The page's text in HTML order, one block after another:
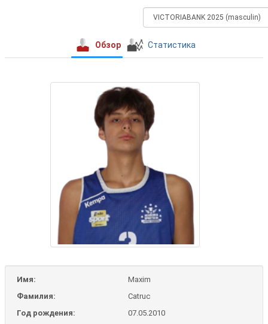
Обзор Статистика
Имя:
Maxim
Фамилия:
Catruc
Год рождения:
07.05.2010